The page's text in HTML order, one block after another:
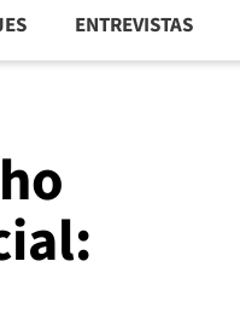
ENTREVISTAS